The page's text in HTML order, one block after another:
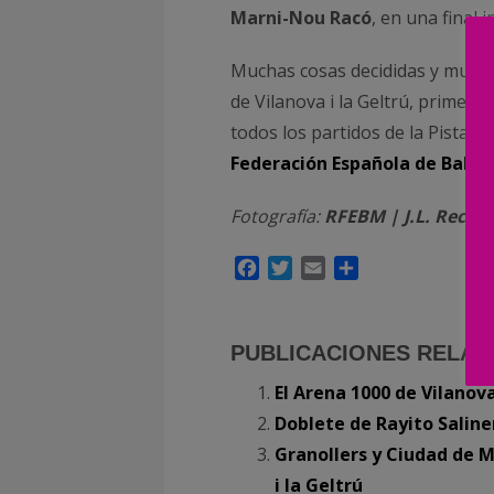
Marni-Nou Racó, en una final
Muchas cosas decididas y
de Vilanova i la Geltrú,
todos los partidos de la Pista
Federación Española de
Fotografía:RFEBM | J.L. Recio
FacebookTwitter
Email
PUBLICACIONES
El Arena 1000 de
Doblete de Rayito
Granollers y Ciudad de
i la Geltrú